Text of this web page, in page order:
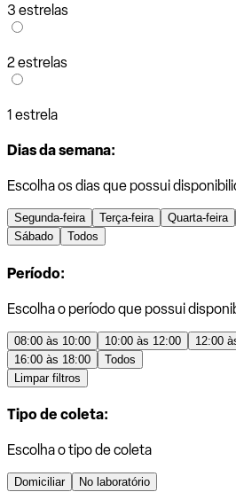
3 estrelas
2 estrelas
1 estrela
Dias da semana:
Escolha os dias que possui
Segunda-feira Terça-feira Quarta-feira
Sábado
Todos
Período:
Escolha o período que possui
08:00 às 10:00 10:00 às 12:00 12:00
16:00 às 18:00
Todos
Limpar filtros
Tipo de coleta:
Escolha o tipo de coleta
Domiciliar No laboratório